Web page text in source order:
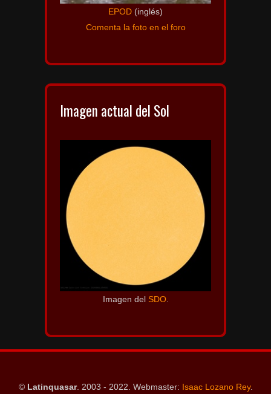
EPOD (inglés)
Comenta la foto en el foro
Imagen actual del Sol
Imagen del SDO.
© Latinquasar. 2003 - 2022. Webmaster: Isaac Lozano Rey.